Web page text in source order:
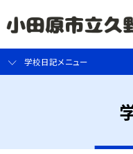
学校日記メニュー